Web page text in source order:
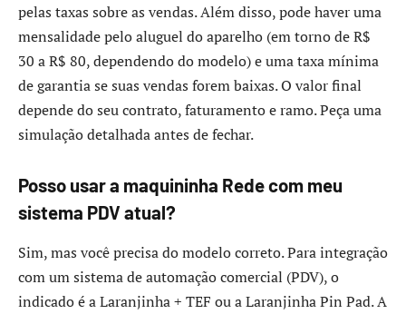
pelas taxas sobre as vendas. Além disso, pode haver uma
mensalidade pelo aluguel do aparelho (em torno de R$
30 a R$ 80, dependendo do modelo) e uma taxa mínima
de garantia se suas vendas forem baixas. O valor final
depende do seu contrato, faturamento e ramo. Peça uma
simulação detalhada antes de fechar.
Posso usar a maquininha Rede com meu
sistema PDV atual?
Sim, mas você precisa do modelo correto. Para integração
com um sistema de automação comercial (PDV), o
indicado é a Laranjinha + TEF ou a Laranjinha Pin Pad. A